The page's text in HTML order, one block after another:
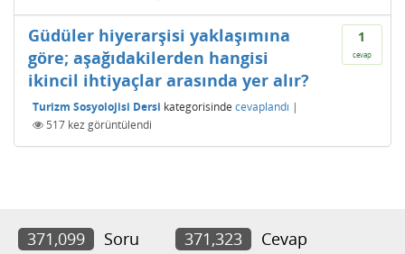
1
cevap
Güdüler hiyerarşisi yaklaşımına
göre; aşağıdakilerden hangisi
ikincil ihtiyaçlar arasında yer alır?
Turizm Sosyolojisi Dersi kategorisinde cevaplandı |
517 kez görüntülendi
371,099 Soru 371,323 Cevap